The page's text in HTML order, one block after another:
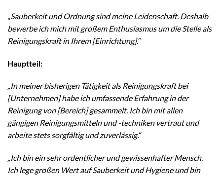
„Sauberkeit und Ordnung sind meine Leidenschaft. Deshalb
bewerbe ich mich mit großem Enthusiasmus um die Stelle als
Reinigungskraft in Ihrem [Einrichtung].“
Hauptteil:
„In meiner bisherigen Tätigkeit als Reinigungskraft bei
[Unternehmen] habe ich umfassende Erfahrung in der
Reinigung von [Bereich] gesammelt. Ich bin mit allen
gängigen Reinigungsmitteln und -techniken vertraut und
arbeite stets sorgfältig und zuverlässig.“
„Ich bin ein sehr ordentlicher und gewissenhafter Mensch.
Ich lege großen Wert auf Sauberkeit und Hygiene und bin